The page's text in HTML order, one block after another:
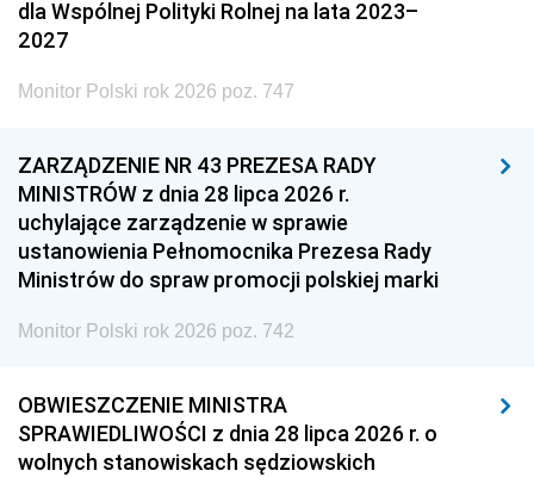
dla Wspólnej Polityki Rolnej na lata 2023–
2027
Monitor Polski rok 2026 poz. 747
ZARZĄDZENIE NR 43 PREZESA RADY
MINISTRÓW z dnia 28 lipca 2026 r.
uchylające zarządzenie w sprawie
ustanowienia Pełnomocnika Prezesa Rady
Ministrów do spraw promocji polskiej marki
Monitor Polski rok 2026 poz. 742
OBWIESZCZENIE MINISTRA
SPRAWIEDLIWOŚCI z dnia 28 lipca 2026 r. o
wolnych stanowiskach sędziowskich